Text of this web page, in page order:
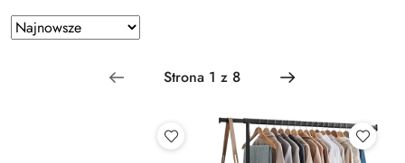
Zastosowano
sortowanie:
Sortuj
według